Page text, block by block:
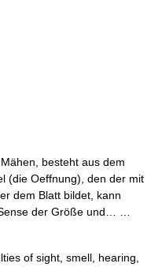
besteht aus dem
(die Oeffnung), den der mit
dem Blatt bildet, kann
der Größe und… …
of sight, smell, hearing,